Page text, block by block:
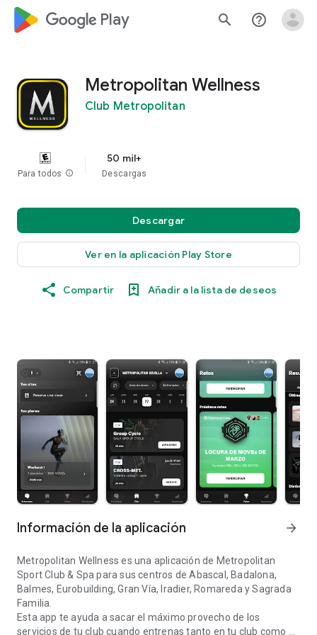
google_logo Play search help_outline
Metropolitan Wellness
Club Metropolitan
Para todos info
50 mil+
Descargas
Descargar
Ver en la aplicación Play Store
Compartir Añadir a la lista de deseos
Información de la aplicación arrow_forward
Metropolitan Wellness es una aplicación de Metropolitan
Sport Club & Spa para sus centros de Abascal, Badalona,
Balmes, Eurobuilding, Gran Vía, Iradier, Romareda y Sagrada
Familia.
Esta app te ayuda a sacar el máximo provecho de los
servicios de tu club cuando entrenas tanto en tu club como al